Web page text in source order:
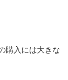
購入には大きな